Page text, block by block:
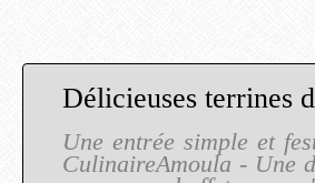
Une entrée simple et
CulinaireAmoula - Une